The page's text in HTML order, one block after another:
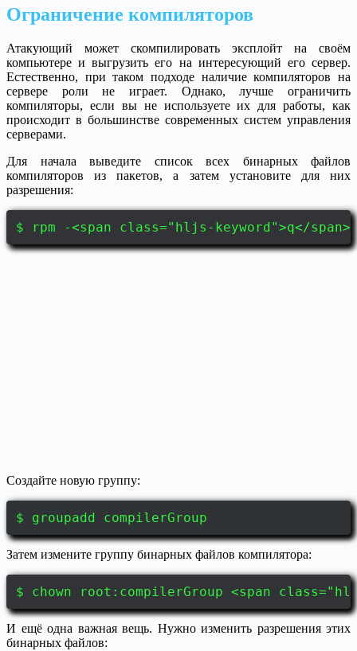
Ограничение компиляторов
Атакующий может скомпилировать эксплойт на своём
компьютере и выгрузить его на интересующий его сервер.
Естественно, при таком подходе наличие компиляторов на
сервере роли не играет. Однако, лучше ограничить
компиляторы, если вы не используете их для работы, как
происходит в большинстве современных систем управления
серверами.
Для начала выведите список всех бинарных файлов
компиляторов из пакетов, а затем установите для них
разрешения:
$ rpm -<span class="hljs-keyword">q</
Создайте новую группу:
$ groupadd compilerGroup
Затем измените группу бинарных файлов компилятора:
$ chown root:compilerGroup <span
И ещё одна важная вещь. Нужно изменить разрешения этих
бинарных файлов: